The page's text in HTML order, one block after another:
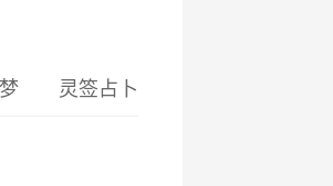
灵签占卜